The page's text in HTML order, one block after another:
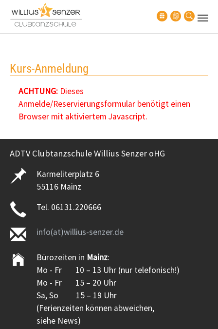
Zum Hauptinhalt springen
Kurs-Anmeldung
ACHTUNG:Dieses
Anmelde/Reservierungsformular benötigt einen
Browser mit aktiviertem Javascript.
ADTV Clubtanzschule Willius Senzer oHG
Karmeliterplatz 6
55116 Mainz
Tel. 06131.220666
info(at)willius-senzer.de
Bürozeiten in Mainz:
Mo - Fr 10 – 13 Uhr (nur telefonisch!)
Mo - Fr 15 – 20 Uhr
Sa, So 15 – 19 Uhr
(Ferienzeiten können abweichen,
siehe News)